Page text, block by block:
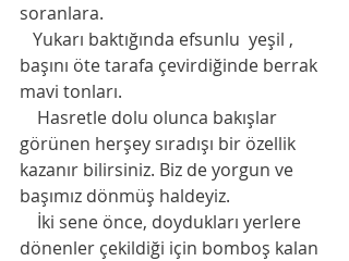
soranlara.
başını öte tarafa çevirdiğinde berrak
mavi tonları.
görünen herşey sıradışı bir özellik
kazanır bilirsiniz. Biz de yorgun ve
başımız dönmüş haldeyiz.
dönenler çekildiği için bomboş kalan